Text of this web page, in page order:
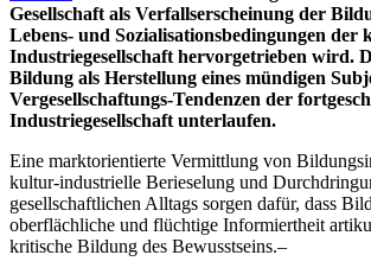
Gesellschaft als Verfallserscheinung der
Lebens- und Sozialisationsbedingungen der
Industriegesellschaft hervorgetrieben wird.
Bildung als Herstellung eines mündigen
Vergesellschaftungs-Tendenzen der
Industriegesellschaft unterlaufen.
Eine marktorientierte Vermittlung von
kultur-industrielle Berieselung und
gesellschaftlichen Alltags sorgen dafür, dass
oberflächliche und flüchtige Informiertheit
kritische Bildung des Bewusstseins.–